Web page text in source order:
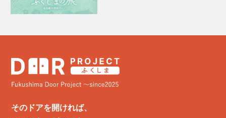
そのドアを開ければ、